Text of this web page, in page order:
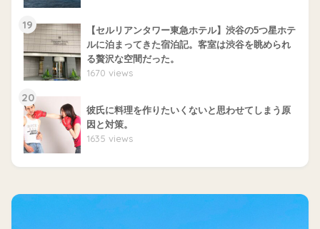
19
【セルリアンタワー東急ホテル】渋谷の5つ星ホテ
ルに泊まってきた宿泊記。客室は渋谷を眺められ
る贅沢な空間だった。
1670 views
20
彼氏に料理を作りたいくないと思わせてしまう原
因と対策。
1635 views